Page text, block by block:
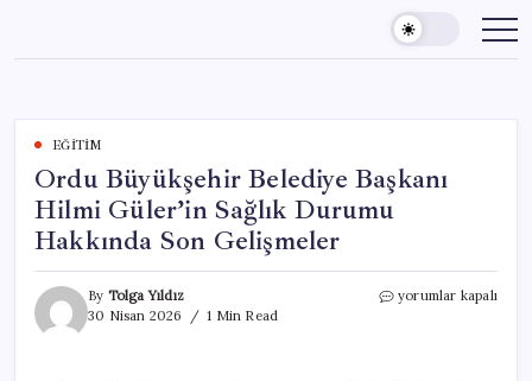
content
EĞITIM
Ordu Büyükşehir Belediye Başkanı
Hilmi Güler’in Sağlık Durumu
Hakkında Son Gelişmeler
By Tolga Yıldız
30 Nisan 2026
1 Min Read
Ordu
yorumlar kapalı